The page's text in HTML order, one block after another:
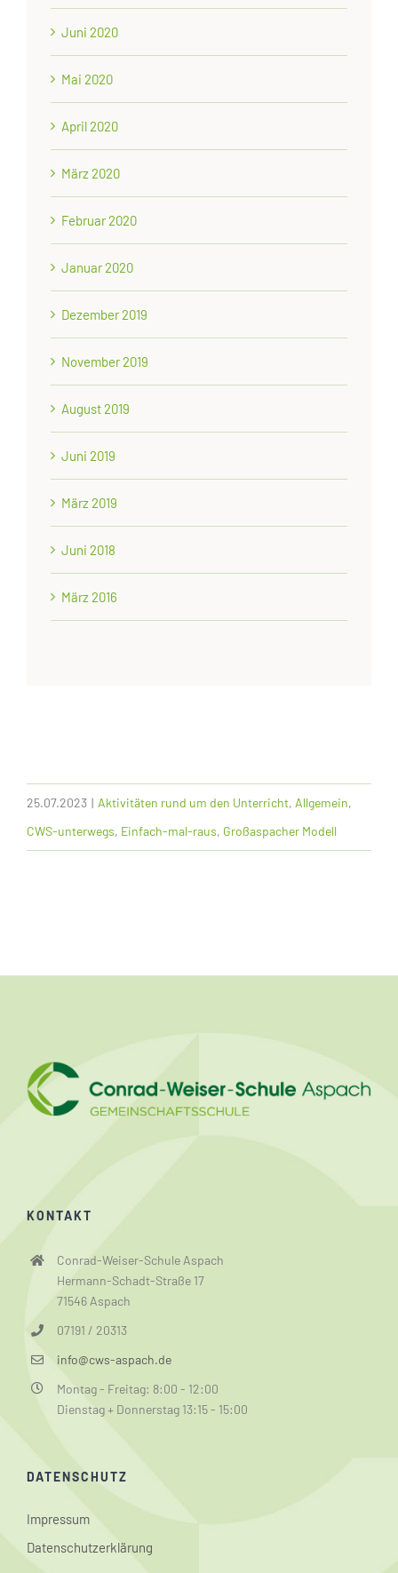
Juni 2020
Mai 2020
April 2020
März 2020
Februar 2020
Januar 2020
Dezember 2019
November 2019
August 2019
Juni 2019
März 2019
Juni 2018
März 2016
25.07.2023 | Aktivitäten rund um den Unterricht, Allgemein,
CWS-unterwegs, Einfach-mal-raus, Großaspacher Modell
KONTAKT
Conrad-Weiser-Schule Aspach
Hermann-Schadt-Straße 17
71546 Aspach
07191 / 20313
info@cws-aspach.de
Montag - Freitag: 8:00 - 12:00
Dienstag + Donnerstag 13:15 - 15:00
DATENSCHUTZ
Impressum
Datenschutzerklärung